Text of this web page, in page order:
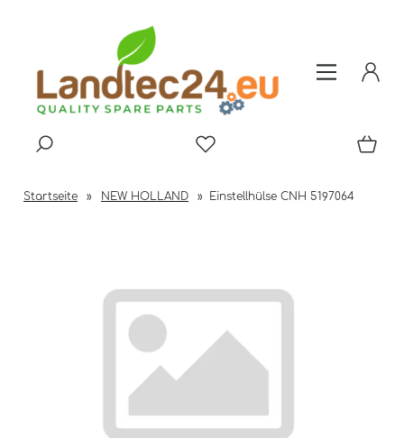
Startseite » NEW HOLLAND » Einstellhülse CNH 5197064